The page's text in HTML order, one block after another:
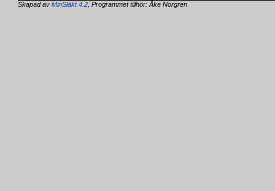
Skapad avMinSläkt 4.2 , Programmet tillhör: Åke Norgren